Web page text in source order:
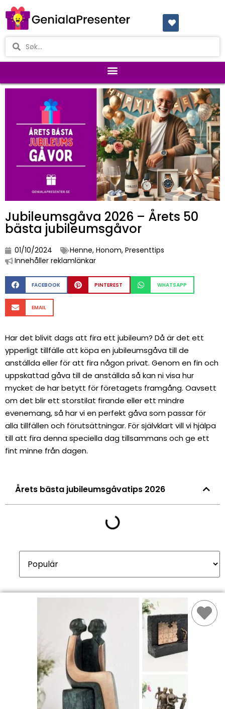
Jubileumsgåva 2026 – Årets 50
bästa jubileumsgåvor
01/10/2024 Henne, Honom, Presenttips
Innehåller reklamlänkar
FACEBOOK PINTEREST WHATSAPP
EMAIL
Har det blivit dags att fira ett jubileum? Då är det ett
ypperligt tillfälle att köpa en jubileumsgåva till de
anställda eller för att fira någon privat. Genom en fin och
uppskattad gåva till de anställda så kan ni visa hur
mycket de har betytt för företagets framgång. Oavsett
om det blir ett storstilat firande eller ett mindre
evenemang, så har vi en perfekt gåva som passar för
alla tillfällen och förutsättningar. För självklart vill vi hjälpa
till att fira denna speciella dag tillsammans och ge ett
fint minne från dagen.
Årets bästa jubileumsgåvatips 2026